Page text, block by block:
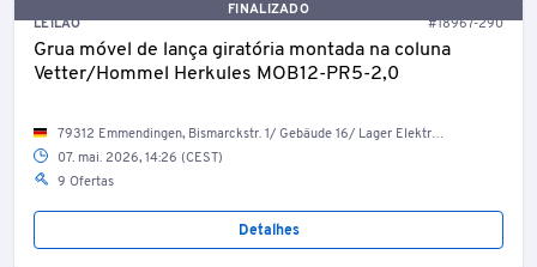
FINALIZADO
LEILÃO
#18967-290
Grua móvel de lança giratória montada na coluna
Vetter/Hommel Herkules MOB12-PR5-2,0
79312 Emmendingen, Bismarckstr. 1/ Gebäude 16/ Lager Elektriker
07. mai. 2026, 14:26 (CEST)
9 Ofertas
Detalhes